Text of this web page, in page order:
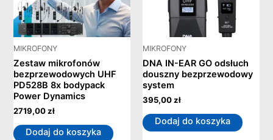
MIKROFONY
Zestaw mikrofonów
bezprzewodowych UHF
PD528B 8x bodypack
Power Dynamics
2719,00zł
Dodaj do koszyka
MIKROFONY
DNA IN-EAR GO odsłuch
douszny bezprzewodowy
system
395,00zł
Dodaj do koszyka